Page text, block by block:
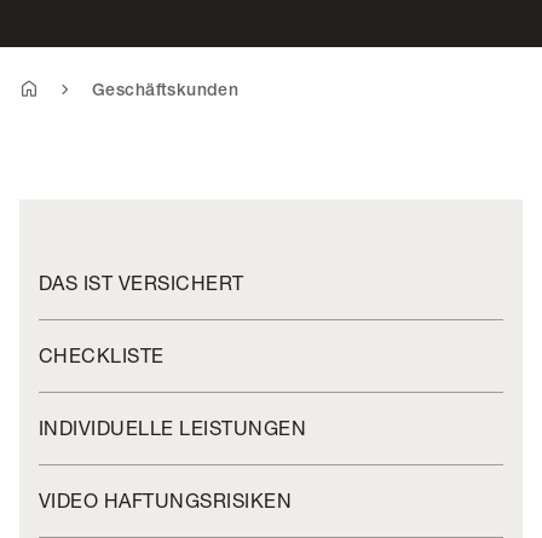
Geschäftskunden
DAS IST VERSICHERT
CHECKLISTE
INDIVIDUELLE LEISTUNGEN
VIDEO HAFTUNGSRISIKEN